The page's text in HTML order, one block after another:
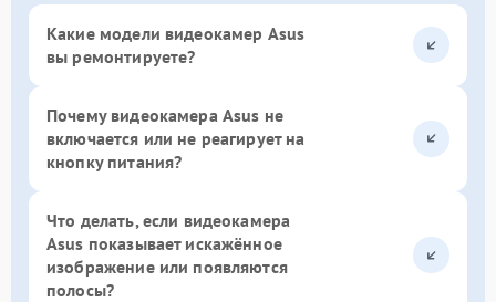
Какие модели видеокамер Asus
вы ремонтируете?
Почему видеокамера Asus не
включается или не реагирует на
кнопку питания?
Что делать, если видеокамера
Asus показывает искажённое
изображение или появляются
полосы?